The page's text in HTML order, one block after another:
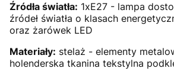
Źródła światła: 1xE27 - lampa
źródeł światła o klasach
oraz żarówek LED
Materiały: stelaż - elementy
holenderska tkanina tekstylna